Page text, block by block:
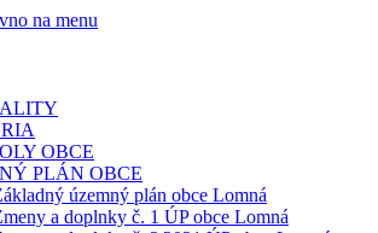
na menu
OBCE
PLÁN OBCE
územný plán obce Lomná
a doplnky č. 1 ÚP obce Lomná